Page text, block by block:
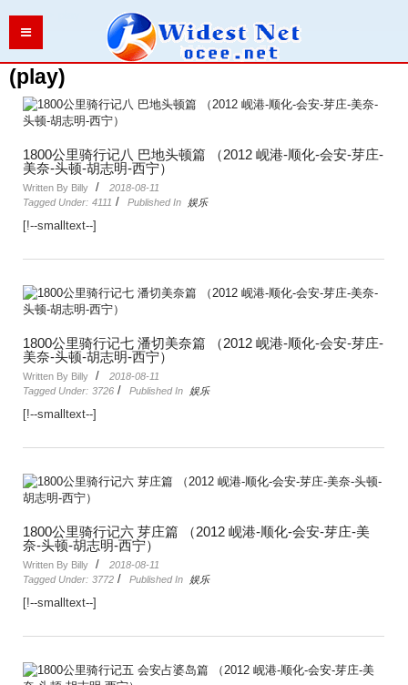
:首页
(play)
1800公里骑行记八 巴地头顿篇 （2012 岘港-顺化-会安-芽庄-
美奈-头顿-胡志明-西宁）
Written By Billy /
2018-08-11
Tagged Under: 4111 / Published In 娱乐
[!--smalltext--]
1800公里骑行记七 潘切美奈篇 （2012 岘港-顺化-会安-芽庄-
美奈-头顿-胡志明-西宁）
Written By Billy /
2018-08-11
Tagged Under: 3726 / Published In 娱乐
[!--smalltext--]
1800公里骑行记六 芽庄篇 （2012 岘港-顺化-会安-芽庄-美
奈-头顿-胡志明-西宁）
Written By Billy /
2018-08-11
Tagged Under: 3772 / Published In 娱乐
[!--smalltext--]